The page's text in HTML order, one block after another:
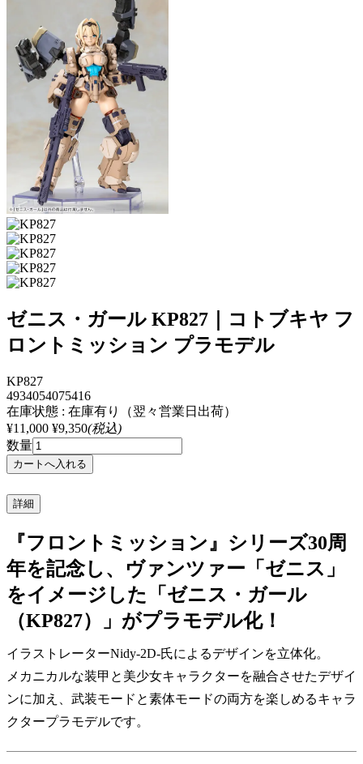
ゼニス・ガール KP827｜コトブキヤ フ
ロントミッション プラモデル
KP827
4934054075416
在庫状態 : 在庫有り（翌々営業日出荷）
¥11,000 ¥9,350(税込)
数量
詳細
『フロントミッション』シリーズ30周
年を記念し、ヴァンツァー「ゼニス」
をイメージした「ゼニス・ガール
（KP827）」がプラモデル化！
イラストレーターNidy-2D-氏によるデザインを立体化。
メカニカルな装甲と美少女キャラクターを融合させたデザイ
ンに加え、武装モードと素体モードの両方を楽しめるキャラ
クタープラモデルです。